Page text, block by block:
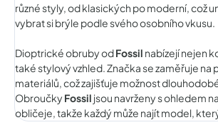
různé styly, od klasických po moderní, což
vybrat si brýle podle svého osobního vkusu.
Dioptrické obruby odFossil nabízejí nejen
také stylový vzhled. Značka se zaměřuje na
materiálů, což zajišťuje možnost
ObroučkyFossil jsou navrženy s ohledem
obličeje, takže každý může najít model,